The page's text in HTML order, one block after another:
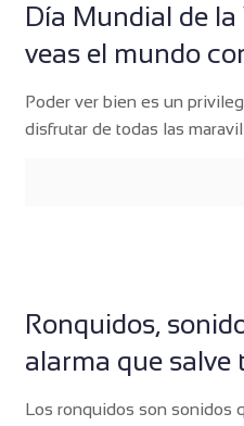
Día Mundial de
veas el mundo
Poder ver bien es un
disfrutar de todas las
Ronquidos,
alarma que salve
Los ronquidos son sonidos